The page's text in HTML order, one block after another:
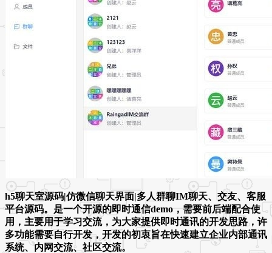
h5聊天室源码|仿微信聊天界面|多人群聊IM聊天、交友、客服
平台源码。是一个开源的即时通信demo，需要前后端配合使
用，主要用于学习交流，为大家提供即时通讯的开发思路，许
多功能需要自行开发，开发的初衷旨在快速建立企业内部通讯
系统、内网交流、社区交流。